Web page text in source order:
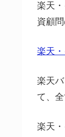
楽天
資顧
楽天
楽天
て、
楽天